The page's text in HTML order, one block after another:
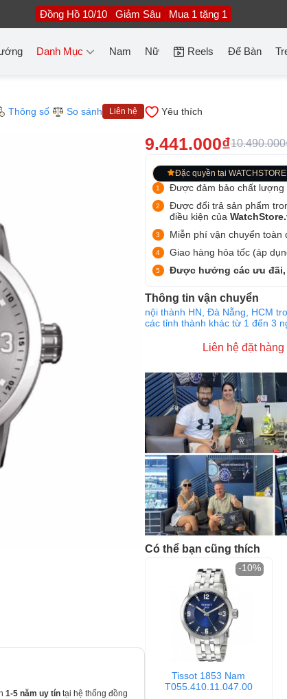
Đồng Hồ 10/10 Giảm Sâu Mua 1 tặng 1
Danh Mục Nam Nữ Reels Để Bàn
Thông số So sánh Liên hệ Yêu thích
1-5 năm uy tín tại hệ thống đồng
9.441.000₫
Đặc quyền tại WATCHSTORE
Được đảm bảo chất lượng
Được đổi trả sản phẩm
điều kiện của
Miễn phí vận chuyển toàn
Giao hàng hỏa tốc (áp
Được hưởng các ưu đãi,
Thông tin vận chuyển
nội thành HN, Đà Nẵng, HCM
các tỉnh thành khác từ 1 đến 3
Liên hệ đặt hàng
Có thể bạn cũng thích
Tissot 1853 Nam
T055.410.11.047.00
-10%